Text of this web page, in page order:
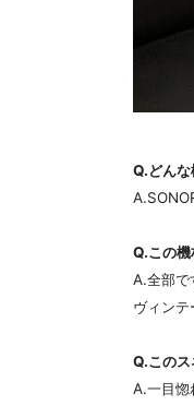
Q.どんな
Q.この機
A.全部で
ヴィンテ
Q.このス
A.一目惚